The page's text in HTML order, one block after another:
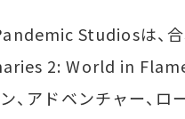
Studiosは、合
2: World in
、アドベンチャー、